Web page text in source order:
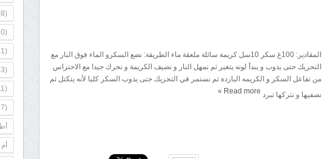
المقادير: 100غ سكر 10سل كريمة سائلة ملعقة ماء الطريقة: نضع السكرو الماء فوق النار مع
التحريك حتى يذوب و يبدأ لونه يتغير ثم نمهل النار و نضيف الكريمة و نحرك جيدا مع الاحتراس
من تفاعل السكر و الكريمه الباردة ثم نستمر في التحريك حتى يذوب السكر كليا لأنه يتكتل ثم
نصفيها و نتركها تبرد Read more
»